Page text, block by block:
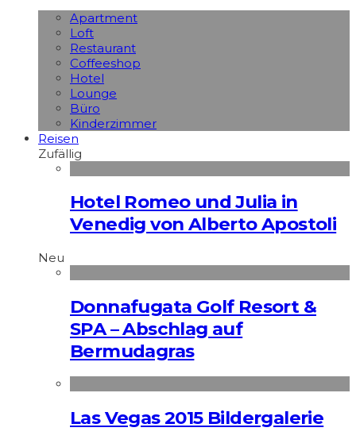
Apart­ment
Loft
Restaurant
Coffeeshop
Hotel
Lounge
Büro
Kinderzimmer
Reisen
Zufällig
Hotel Romeo und Julia in
Venedig von Alberto Apostoli
Neu
Donnafugata Golf Resort &
SPA – Abschlag auf
Bermudagras
Las Vegas 2015 Bildergalerie